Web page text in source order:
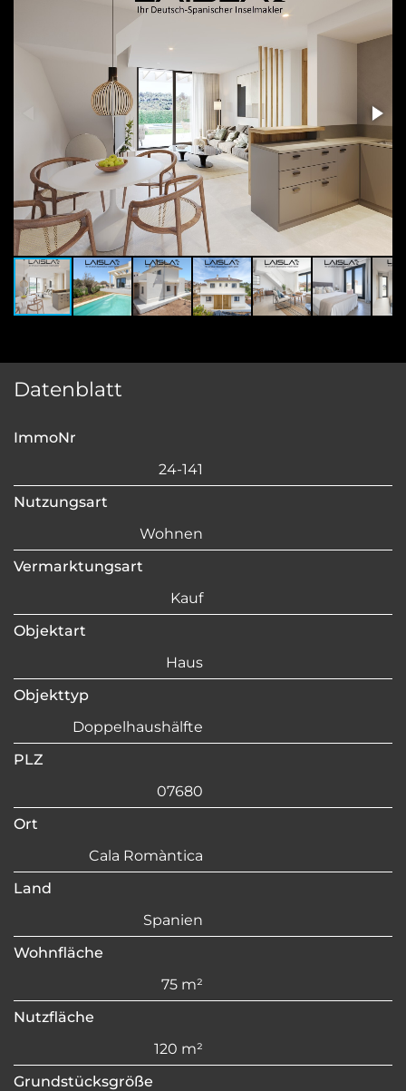
Datenblatt
ImmoNr
24-141
Nutzungsart
Wohnen
Vermarktungsart
Kauf
Objektart
Haus
Objekttyp
Doppelhaushälfte
PLZ
07680
Ort
Cala Romàntica
Land
Spanien
Wohnfläche
75 m²
Nutzfläche
120 m²
Grundstücksgröße